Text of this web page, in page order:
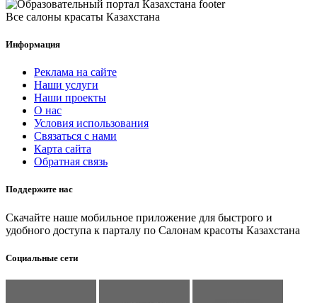
Все салоны красаты Казахстана
Информация
Реклама на сайте
Наши услуги
Наши проекты
О нас
Условия использования
Связаться с нами
Карта сайта
Обратная связь
Поддержите нас
Скачайте наше мобильное приложение для быстрого и
удобного доступа к парталу по Салонам красоты Казахстана
Социальные сети